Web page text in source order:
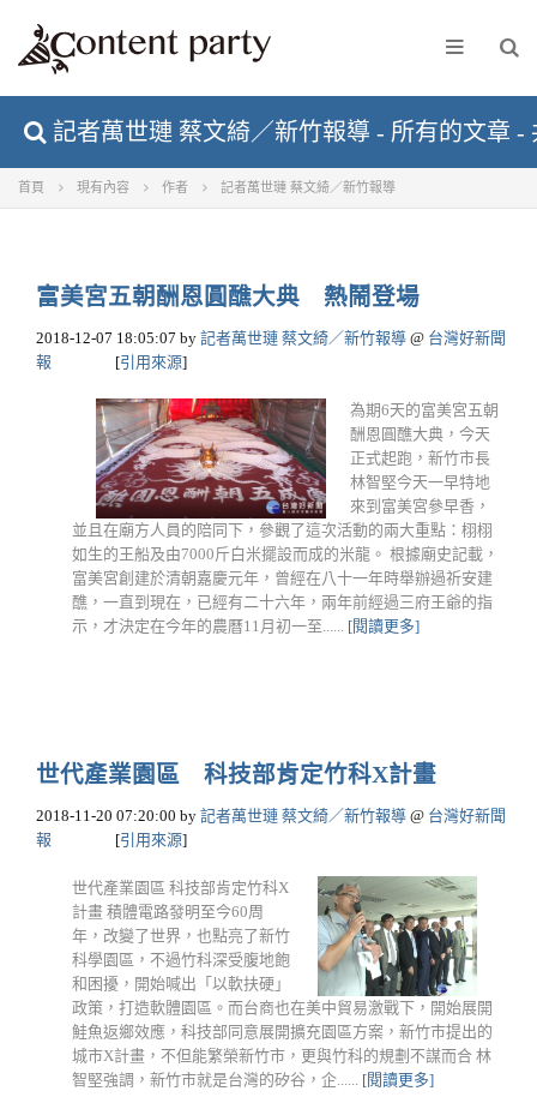
記者萬世璉 蔡文綺／新竹報導 - 所有的文章 -
首頁 現有內容 作者 記者萬世璉 蔡文綺／新竹報導
富美宮五朝酬恩圓醮大典 熱鬧登場
2018-12-07 18:05:07 by 記者萬世璉 蔡文綺／新竹報導 @ 台灣好新聞
報
[引用來源]
為期6天的富美宮五朝
酬恩圓醮大典，今天
正式起跑，新竹市長
林智堅今天一早特地
來到富美宮參早香，
並且在廟方人員的陪同下，參觀了這次活動的兩大重點：栩栩
如生的王船及由7000斤白米擺設而成的米龍。 根據廟史記載，
富美宮創建於清朝嘉慶元年，曾經在八十一年時舉辦過祈安建
醮，一直到現在，已經有二十六年，兩年前經過三府王爺的指
示，才決定在今年的農曆11月初一至...... [閱讀更多]
世代產業園區 科技部肯定竹科X計畫
2018-11-20 07:20:00 by 記者萬世璉 蔡文綺／新竹報導 @ 台灣好新聞
報
[引用來源]
世代產業園區 科技部肯定竹科X
計畫 積體電路發明至今60周
年，改變了世界，也點亮了新竹
科學園區，不過竹科深受腹地飽
和困擾，開始喊出「以軟扶硬」
政策，打造軟體園區。而台商也在美中貿易激戰下，開始展開
鮭魚返鄉效應，科技部同意展開擴充園區方案，新竹市提出的
城市X計畫，不但能繁榮新竹市，更與竹科的規劃不謀而合 林
智堅強調，新竹市就是台灣的矽谷，企...... [閱讀更多]